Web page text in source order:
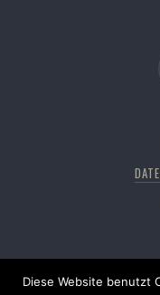
Diese Website benutzt